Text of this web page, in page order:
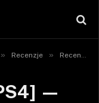
» Recenzje » Recenzje gier
—